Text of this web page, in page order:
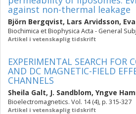
against non-thermal leakage
Björn Bergqvist, Lars Arvidsson,
Biochimica et Biophysica Acta - General
Artikel i vetenskaplig tidskrift
EXPERIMENTAL SEARCH FOR
AND DC MAGNETIC-FIELD
CHANNELS
Sheila Galt, J. Sandblom, Yngve
Bioelectromagnetics. Vol. 14 (4), p. 315-327
Artikel i vetenskaplig tidskrift